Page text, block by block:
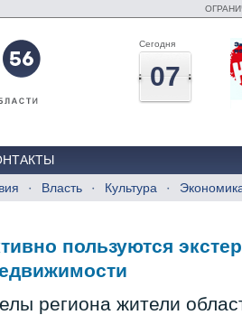
Сегодня
07
Власть Культура
пользуются
региона жители